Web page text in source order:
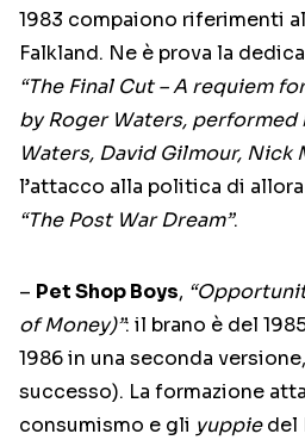
1983 compaiono riferimenti
Falkland. Ne è prova la
“The Final Cut – A requiem
by Roger Waters, performed
Waters, David Gilmour, Nick
l’attacco alla politica di allora
“The Post War Dream”.
– Pet Shop Boys,
of Money)”: il brano è del
1986 in una seconda
successo). La formazione
consumismo e gli yuppiedel